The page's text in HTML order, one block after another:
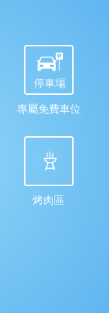
停車場
專屬免費車位
烤肉區